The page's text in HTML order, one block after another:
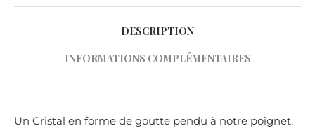
DESCRIPTION
INFORMATIONS COMPLÉMENTAIRES
Un Cristal en forme de goutte pendu à notre poignet,